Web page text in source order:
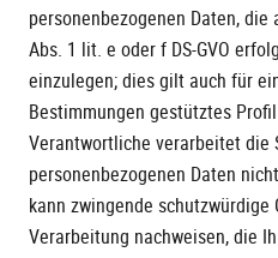
personenbezogenen Daten, die
Abs. 1 lit. e oder f DS-GVO
einzulegen; dies gilt auch für
Bestimmungen gestütztes
Verantwortliche verarbeitet die
personenbezogenen Daten
kann zwingende schutzwürdige
Verarbeitung nachweisen, die